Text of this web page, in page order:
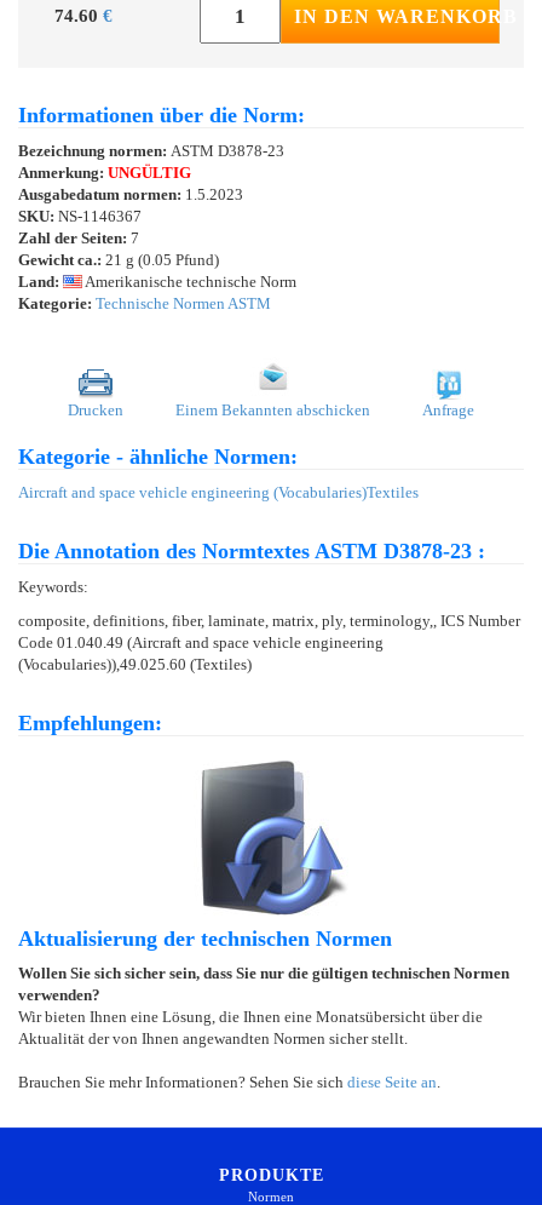
74.60 € IN DEN WARENKORB
Informationen über die Norm:
Bezeichnung normen: ASTM D3878-23
Anmerkung: UNGÜLTIG
Ausgabedatum normen: 1.5.2023
SKU: NS-1146367
Zahl der Seiten: 7
Gewicht ca.: 21 g (0.05 Pfund)
Land:
Amerikanische technische Norm
Kategorie: Technische Normen ASTM
Drucken Einem Bekannten abschicken Anfrage
Kategorie - ähnliche Normen:
Aircraft and space vehicle engineering (Vocabularies)Textiles
Die Annotation des Normtextes ASTM D3878-23 :
Keywords:
composite, definitions, fiber, laminate, matrix, ply, terminology,, ICS Number
Code 01.040.49 (Aircraft and space vehicle engineering
(Vocabularies)),49.025.60 (Textiles)
Empfehlungen:
Aktualisierung der technischen Normen
Wollen Sie sich sicher sein, dass Sie nur die gültigen technischen Normen
verwenden?
Wir bieten Ihnen eine Lösung, die Ihnen eine Monatsübersicht über die
Aktualität der von Ihnen angewandten Normen sicher stellt.
Brauchen Sie mehr Informationen? Sehen Sie sich diese Seite an
PRODUKTE
Normen